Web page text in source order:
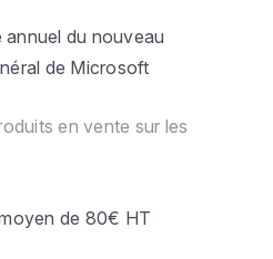
annuel du nouveau
de Microsoft
en vente sur les
de 80€ HT